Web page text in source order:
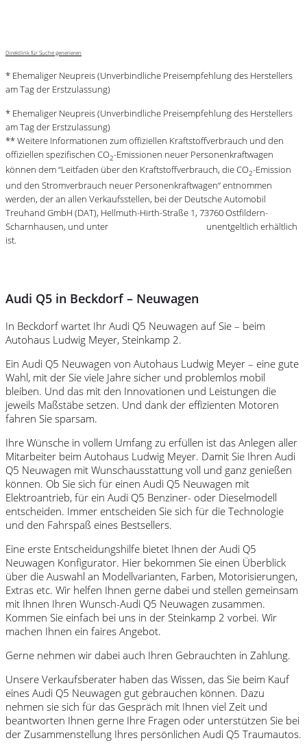
Direktlink für Suche generieren
* Ehemaliger Neupreis (Unverbindliche Preisempfehlung des Herstellers
am Tag der Erstzulassung)
* Ehemaliger Neupreis (Unverbindliche Preisempfehlung des Herstellers
am Tag der Erstzulassung)
** Weitere Informationen zum offiziellen Kraftstoffverbrauch und den
offiziellen spezifischen CO2-Emissionen neuer Personenkraftwagen
können dem “Leitfaden über den Kraftstoffverbrauch, die CO2-Emission
und den Stromverbrauch neuer Personenkraftwagen“ entnommen
werden, der an allen Verkaufsstellen, bei der Deutsche Automobil
Treuhand GmbH (DAT), Hellmuth-Hirth-Straße 1, 73760 Ostfildern-
Scharnhausen, und unter
unentgeltlich erhältlich
ist.
Audi Q5 in Beckdorf – Neuwagen
In Beckdorf wartet Ihr Audi Q5 Neuwagen auf Sie – beim
Autohaus Ludwig Meyer, Steinkamp 2.
Ein Audi Q5 Neuwagen von Autohaus Ludwig Meyer – eine gute
Wahl, mit der Sie viele Jahre sicher und problemlos mobil
bleiben. Und das mit den Innovationen und Leistungen die
jeweils Maßstäbe setzen. Und dank der effizienten Motoren
fahren Sie sparsam.
Ihre Wünsche in vollem Umfang zu erfüllen ist das Anlegen aller
Mitarbeiter beim Autohaus Ludwig Meyer. Damit Sie Ihren Audi
Q5 Neuwagen mit Wunschausstattung voll und ganz genießen
können. Ob Sie sich für einen Audi Q5 Neuwagen mit
Elektroantrieb, für ein Audi Q5 Benziner- oder Dieselmodell
entscheiden. Immer entscheiden Sie sich für die Technologie
und den Fahrspaß eines Bestsellers.
Eine erste Entscheidungshilfe bietet Ihnen der Audi Q5
Neuwagen Konfigurator. Hier bekommen Sie einen Überblick
über die Auswahl an Modellvarianten, Farben, Motorisierungen,
Extras etc. Wir helfen Ihnen gerne dabei und stellen gemeinsam
mit Ihnen Ihren Wunsch-Audi Q5 Neuwagen zusammen.
Kommen Sie einfach bei uns in der Steinkamp 2 vorbei. Wir
machen Ihnen ein faires Angebot.
Gerne nehmen wir dabei auch Ihren Gebrauchten in Zahlung.
Unsere Verkaufsberater haben das Wissen, das Sie beim Kauf
eines Audi Q5 Neuwagen gut gebrauchen können. Dazu
nehmen sie sich für das Gespräch mit Ihnen viel Zeit und
beantworten Ihnen gerne Ihre Fragen oder unterstützen Sie bei
der Zusammenstellung Ihres persönlichen Audi Q5 Traumautos.